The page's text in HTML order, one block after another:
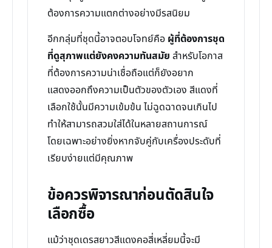
ต้องการความแตกต่างอย่างมีรสนิยม
อีกกลุ่มที่ชุดนี้อาจตอบโจทย์คือ ผู้ที่ต้องการชุด
ที่ดูสุภาพแต่ยังคงความทันสมัย สำหรับโอกาส
ที่ต้องการความน่าเชื่อถือแต่ก็ยังอยาก
แสดงออกถึงความเป็นตัวของตัวเอง สีแดงที่
เลือกใช้นั้นมีความเข้มข้น ไม่ฉูดฉาดจนเกินไป
ทำให้สามารถสวมใส่ได้ในหลายสถานการณ์
โดยเฉพาะอย่างยิ่งหากจับคู่กับเครื่องประดับที่
เรียบง่ายแต่มีคุณภาพ
ข้อควรพิจารณาก่อนตัดสินใจ
เลือกซื้อ
แม้ว่าชุดเดรสยาวสีแดงคอสี่เหลี่ยมนี้จะมี